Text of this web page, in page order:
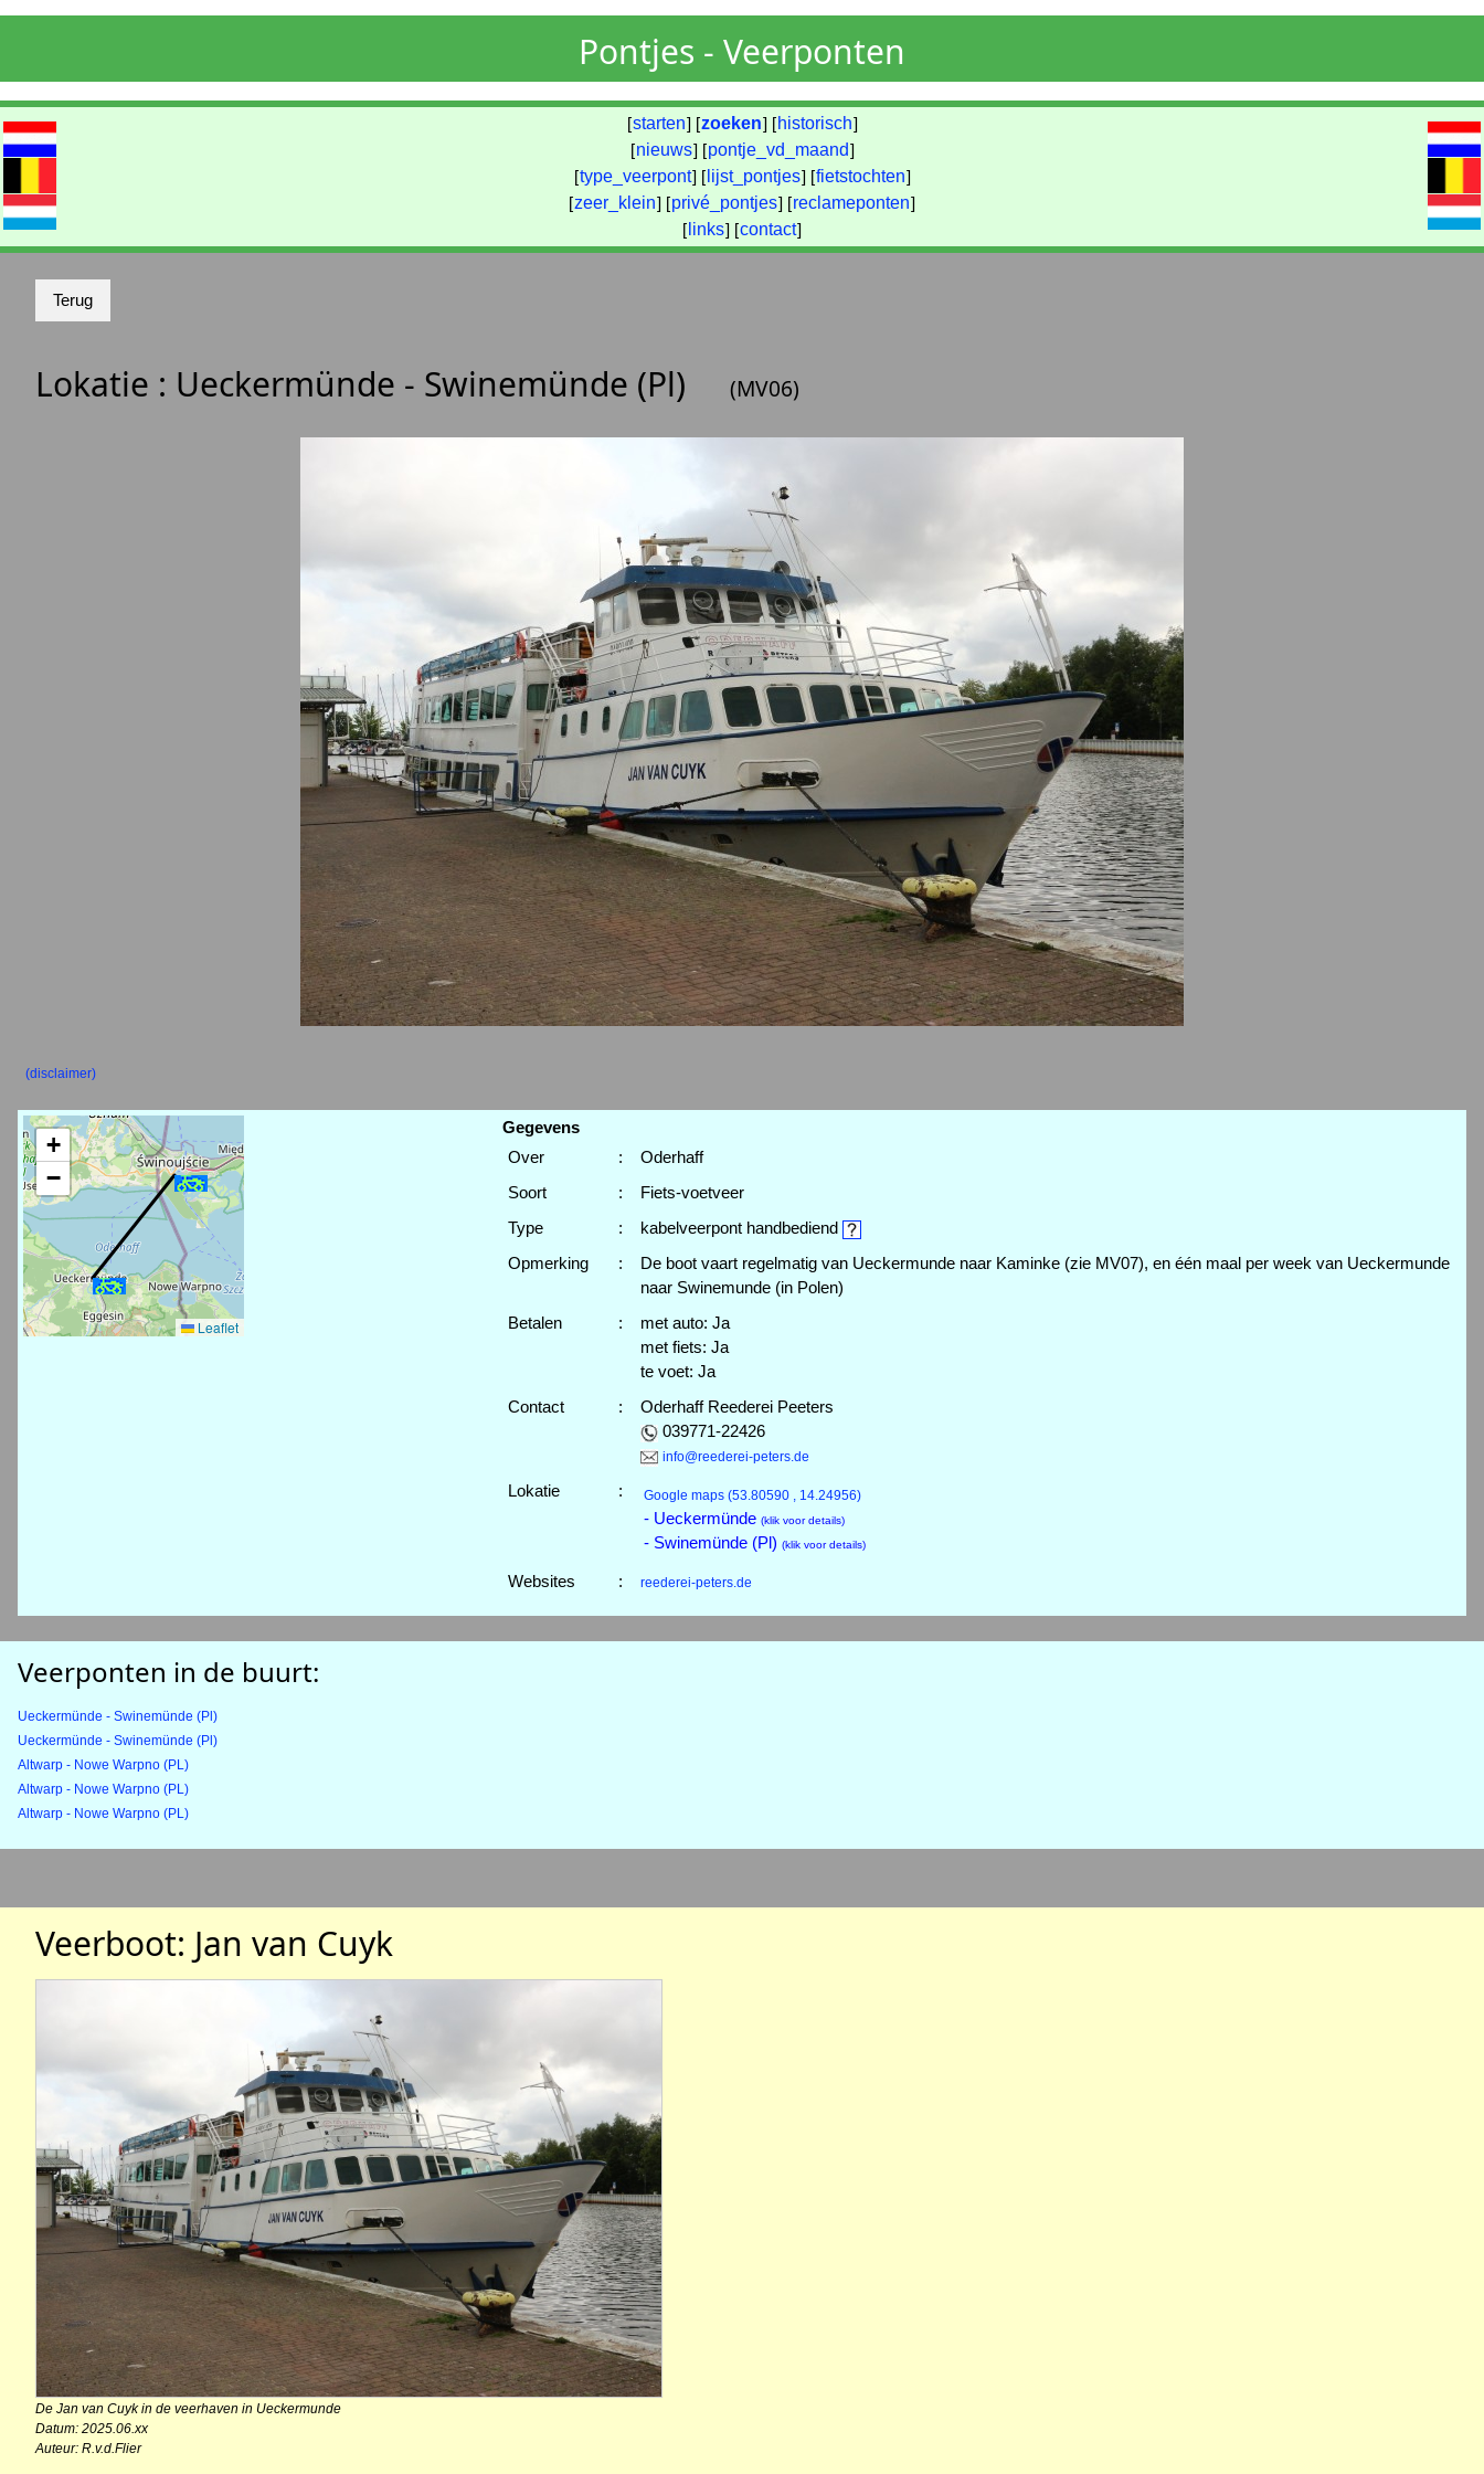
Pontjes - Veerponten
[starten] [zoeken] [ historisch]
[nieuws] [pontje_vd_maand]
[type_veerpont] [ lijst_pontjes] [fietstochten]
[zeer_klein] [privé_pontjes] [reclameponten]
[ links] [contact]
Lokatie : Ueckermünde - Swinemünde (Pl) (MV06)
(disclaimer)
+
−
Leaflet
Gegevens
Over
:
Oderhaff
Soort
:
Fiets-voetveer
Type
:
kabelveerpont handbediend
Opmerking
:
De boot vaart regelmatig van Ueckermunde naar Kaminke (zie MV07), en één maal per week van Ueckermunde
naar Swinemunde (in Polen)
Betalen
:
met auto: Ja
met fiets: Ja
te voet: Ja
Contact
:
Oderhaff Reederei Peeters
039771-22426
info@reederei-peters.de
Lokatie : Google maps (53.80590 , 14.24956)
- Ueckermünde (klik voor details)
- Swinemünde (Pl) (klik voor details)
Websites : reederei-peters.de
Veerponten in de buurt:
Ueckermünde - Swinemünde (Pl)
Ueckermünde - Swinemünde (Pl)
Altwarp - Nowe Warpno (PL)
Altwarp - Nowe Warpno (PL)
Altwarp - Nowe Warpno (PL)
Veerboot: Jan van Cuyk
De Jan van Cuyk in de veerhaven in Ueckermunde
Datum: 2025.06.xx
Auteur: R.v.d.Flier